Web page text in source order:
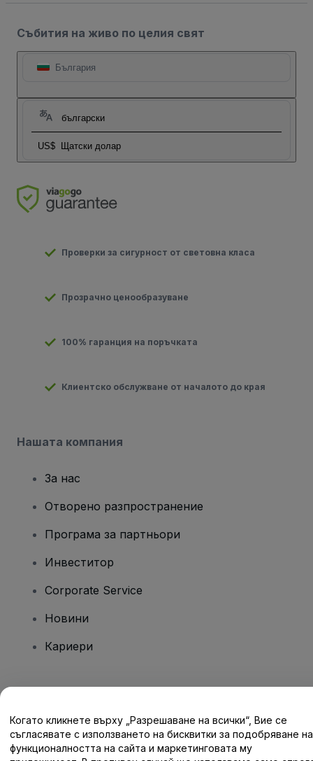
Събития на живо по целия свят
България
български
US$ Щатски долар
Проверки за сигурност от световна класа
Прозрачно ценообразуване
100% гаранция на поръчката
Клиентско обслужване от началото до края
Нашата компания
За нас
Отворено разпространение
Програма за партньори
Инвеститор
Corporate Service
Новини
Кариери
Помощен център / Свържете се с нас
Когато кликнете върху „Разрешаване на всички“, Вие се
съгласявате с използването на бисквитки за подобряване на
функционалността на сайта и маркетинговата му